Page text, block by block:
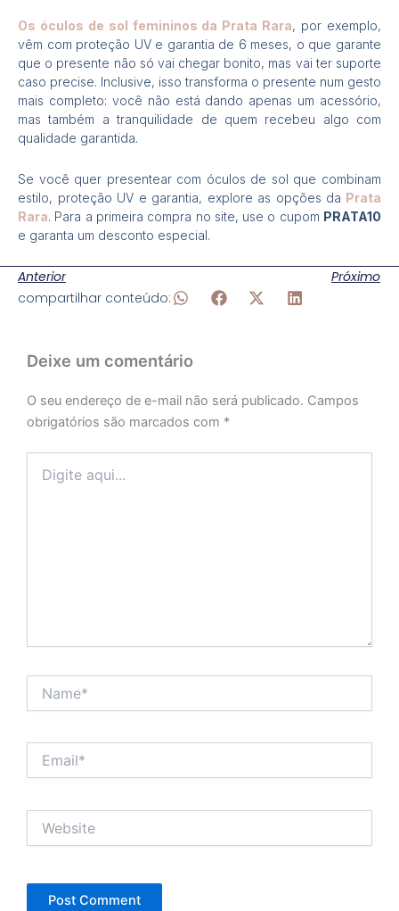
Os óculos de sol femininos da Prata Rara, por exemplo,
vêm com proteção UV e garantia de 6 meses, o que garante
que o presente não só vai chegar bonito, mas vai ter suporte
caso precise. Inclusive, isso transforma o presente num gesto
mais completo: você não está dando apenas um acessório,
mas também a tranquilidade de quem recebeu algo com
qualidade garantida.
Se você quer presentear com óculos de sol que combinam
estilo, proteção UV e garantia, explore as opções da Prata
Rara. Para a primeira compra no site, use o cupom PRATA10
e garanta um desconto especial.
Anterior
Próximo
compartilhar conteúdo:
Deixe um comentário
O seu endereço de e-mail não será publicado. Campos
obrigatórios são marcados com *
aqui...